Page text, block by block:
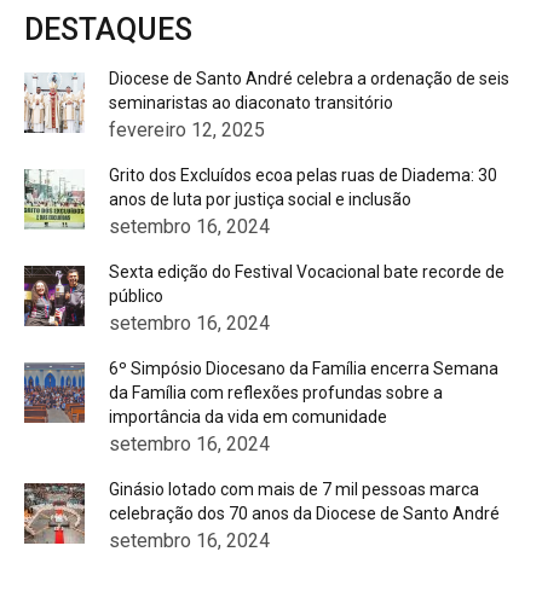
DESTAQUES
Diocese de Santo André celebra a ordenação de seis
seminaristas ao diaconato transitório
fevereiro 12, 2025
Grito dos Excluídos ecoa pelas ruas de Diadema: 30
anos de luta por justiça social e inclusão
setembro 16, 2024
Sexta edição do Festival Vocacional bate recorde de
público
setembro 16, 2024
6º Simpósio Diocesano da Família encerra Semana
da Família com reflexões profundas sobre a
importância da vida em comunidade
setembro 16, 2024
Ginásio lotado com mais de 7 mil pessoas marca
celebração dos 70 anos da Diocese de Santo André
setembro 16, 2024